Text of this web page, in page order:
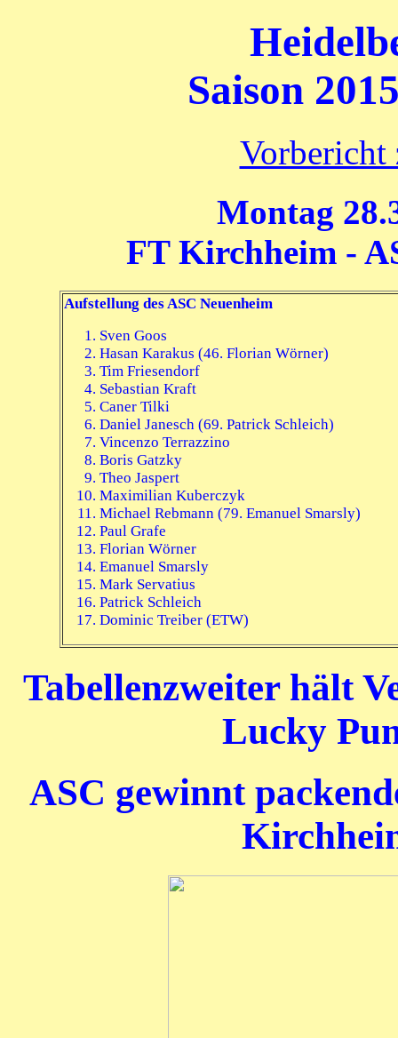
Saison
Vorbericht
Montag
FT Kirchheim -
Aufstellung des ASC Neuenheim
Sven Goos
Hasan Karakus (46. Florian Wörner)
Tim Friesendorf
Sebastian Kraft
Caner Tilki
Daniel Janesch (69. Patrick Schleich)
Vincenzo Terrazzino
Boris Gatzky
Theo Jaspert
Maximilian Kuberczyk
Michael Rebmann (79. Emanuel Smarsly)
Paul Grafe
Florian Wörner
Emanuel Smarsly
Mark Servatius
Patrick Schleich
Dominic Treiber (ETW)
Tabellenzweiter hält
Lucky
ASC gewinnt